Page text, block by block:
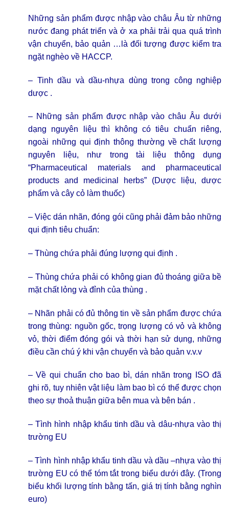
Những sản phẩm được nhập vào châu Âu từ những
nước đang phát triển và ở xa phải trải qua quá trình
vận chuyển, bảo quản …là đối tượng được kiểm tra
ngặt nghèo về HACCP.
– Tinh dầu và dầu-nhựa dùng trong công nghiệp
dược .
– Những sản phẩm được nhập vào châu Âu dưới
dạng nguyên liệu thì không có tiêu chuẩn riêng,
ngoài những qui định thông thường về chất lượng
nguyên liệu, như trong tài liệu thông dụng
“Pharmaceutical materials and pharmaceutical
products and medicinal herbs” (Dược liệu, dược
phẩm và cây cỏ làm thuốc)
– Việc dán nhãn, đóng gói cũng phải đảm bảo những
qui định tiêu chuẩn:
– Thùng chứa phải đúng lượng qui định .
– Thùng chứa phải có không gian đủ thoáng giữa bề
mặt chất lỏng và đỉnh của thùng .
– Nhãn phải có đủ thông tin về sản phẩm được chứa
trong thùng: nguồn gốc, trọng lượng có vỏ và không
vỏ, thời điểm đóng gói và thời hạn sử dụng, những
điều cần chú ý khi vận chuyển và bảo quản v.v.v
– Về qui chuẩn cho bao bì, dán nhãn trong ISO đã
ghi rõ, tuy nhiên vật liệu làm bao bì có thể được chọn
theo sự thoả thuận giữa bên mua và bên bán .
–Tình hình nhập khẩu tinh dầu và dâu-nhựa vào thị
trường EU
– Tình hình nhập khẩu tinh dầu và dầu –nhựa vào thị
trường EU có thể tóm tắt trong biểu dưới đây. (Trong
biểu khối lượng tính bằng tấn, giá trị tính bằng nghìn
euro)